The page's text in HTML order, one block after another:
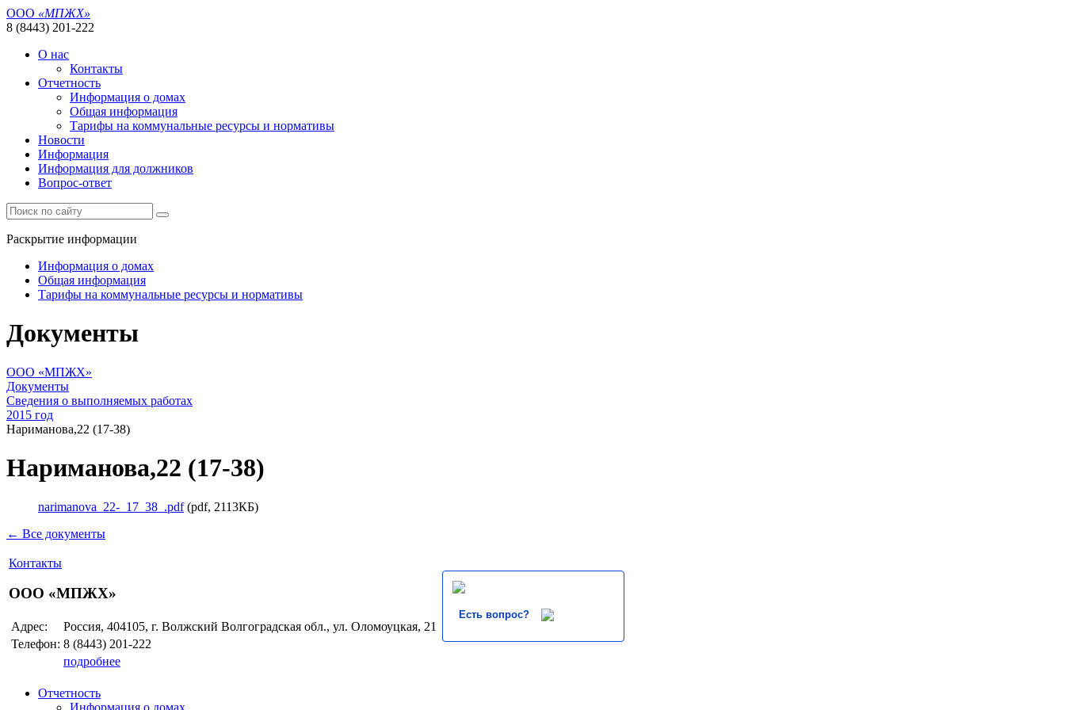
ООО «МПЖХ»
8 (8443) 201-222
О нас
Контакты
Отчетность
Информация о домах
Общая информация
Тарифы на коммунальные ресурсы и нормативы
Новости
Информация
Информация для должников
Вопрос-ответ
Раскрытие информации
Информация о домах
Общая информация
Тарифы на коммунальные ресурсы и нормативы
Документы
ООО «МПЖХ»
Документы
Сведения о выполняемых работах
2015 год
Нариманова,22 (17-38)
Нариманова,22 (17-38)
narimanova_22-_17_38_.pdf(pdf, 2113КБ)
← Все документы
Контакты
ООО «МПЖХ»
Адрес:
Россия, 404105, г. Волжский Волгоградская обл., ул. Оломоуцкая, 21
Телефон: 8 (8443) 201-222
подробнее
Есть вопрос?
Отчетность
Информация о домах